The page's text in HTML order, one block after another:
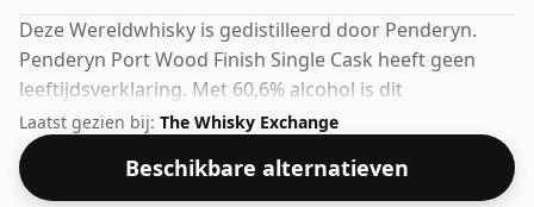
Deze Wereldwhisky is gedistilleerd door Penderyn.
Penderyn Port Wood Finish Single Cask heeft geen
leeftijdsverklaring. Met 60,6% alcohol is dit
alcoholgehalte meer dan acceptabel. Gebotteld in de
standaardafgiftegrootte van 70cl.
Laatst gezien bij: The Whisky Exchange
Beschikbare alternatieven